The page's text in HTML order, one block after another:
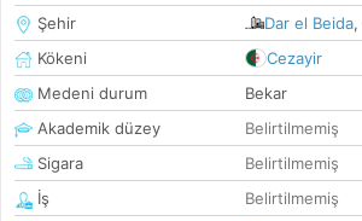
Şehir
Dar el Beida,
Kökeni
Cezayir
Medeni durum
Bekar
Akademik düzey
Belirtilmemiş
Sigara
Belirtilmemiş
İş
Belirtilmemiş